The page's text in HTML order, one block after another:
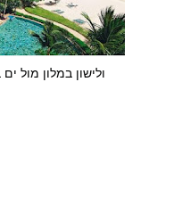
ולישון במלון מול